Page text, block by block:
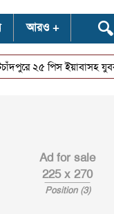
আরও 🔍
পিস ইয়াবাসহ যুবক আটক
Ad for sale
225 x 270
Position (3)